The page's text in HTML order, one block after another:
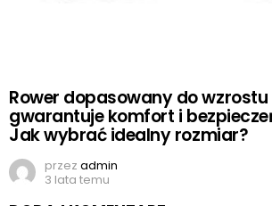
Rower dopasowany do
gwarantuje komfort i
Jak wybrać idealny rozmiar?
przez admin
3 lata temu